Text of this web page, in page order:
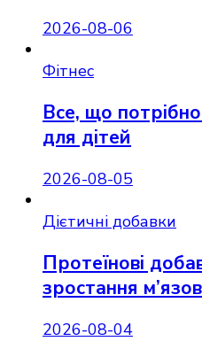
2026-08-06
Фітнес
Все, що
для дітей
2026-08-05
Дієтичні добавки
Протеїнові
зростання
2026-08-04